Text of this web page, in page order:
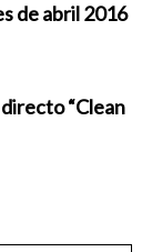
de abril 2016
“Clean